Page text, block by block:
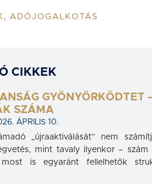
, ADÓJOGALKOTÁS
CIKKEK
GYÖNYÖRKÖDTET
SZÁMA
ÁPRILIS 10.
„újraaktiválását” nem
mint tavaly ilyenkor –
is egyaránt fellelhetők